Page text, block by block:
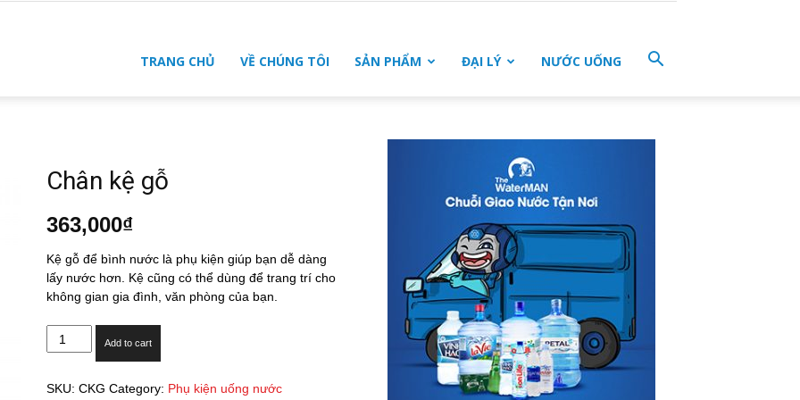
TRANG CHỦ VỀ CHÚNG TÔI SẢN PHẨM ĐẠI LÝ NƯỚC UỐNG
Chân kệ gỗ
363,000₫
Kệ gỗ để bình nước là phụ kiện giúp bạn dễ dàng
lấy nước hơn. Kệ cũng có thể dùng để trang trí cho
không gian gia đình, văn phòng của bạn.
Chân
kệ
quantity
Add to cart
SKU: CKG Category: Phụ kiện uống nước